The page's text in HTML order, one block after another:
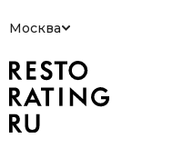
Москва